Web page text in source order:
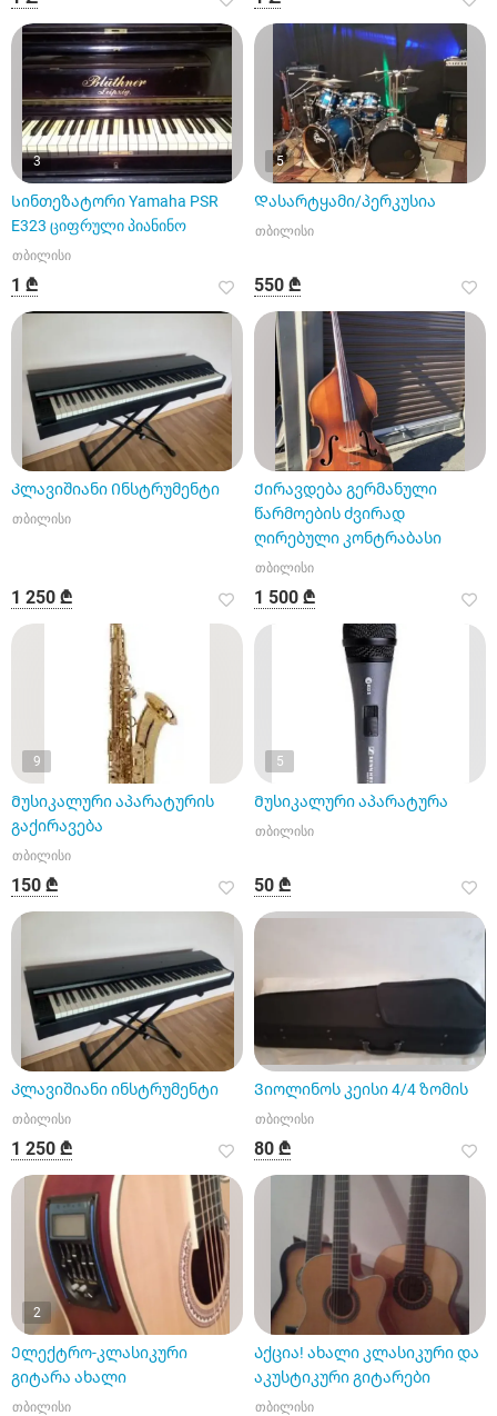
3
Სინთეზატორი Yamaha PSR
E323 ციფრული პიანინო
თბილისი
1 ₾
5
Დასარტყამი/პერკუსია
თბილისი
550 ₾
Კლავიშიანი Ინსტრუმენტი
თბილისი
1 250 ₾
Ქირავდება გერმანული
წარმოების ძვირად
ღირებული კონტრაბასი
თბილისი
1 500 ₾
9
Მუსიკალური აპარატურის
გაქირავება
თბილისი
150 ₾
5
Მუსიკალური აპარატურა
თბილისი
50 ₾
Კლავიშიანი ინსტრუმენტი
თბილისი
1 250 ₾
Ვიოლინოს კეისი 4/4 ზომის
თბილისი
80 ₾
2
Ელექტრო-კლასიკური
გიტარა ახალი
თბილისი
Აქცია! ახალი კლასიკური და
აკუსტიკური გიტარები
თბილისი